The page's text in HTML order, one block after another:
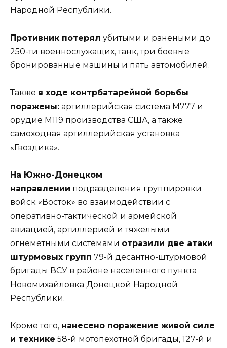
Народной Республики.
Противник потерял убитыми и ранеными до
250-ти военнослужащих, танк, три боевые
бронированные машины и пять автомобилей.
Также в ходе контрбатарейной борьбы
поражены: артиллерийская система М777 и
орудие М119 производства США, а также
самоходная артиллерийская установка
«Гвоздика».
На Южно-Донецком
направлении подразделения группировки
войск «Восток» во взаимодействии с
оперативно-тактической и армейской
авиацией, артиллерией и тяжелыми
огнеметными системами отразили две атаки
штурмовых групп 79-й десантно-штурмовой
бригады ВСУ в районе населенного пункта
Новомихайловка Донецкой Народной
Республики.
Кроме того, нанесено поражение живой силе
и технике 58-й мотопехотной бригады, 127-й и